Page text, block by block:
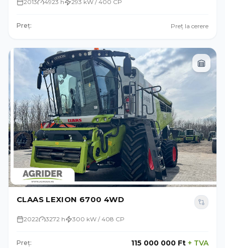
2013 4923 h 293 kW / 400 CP
Preț: Preț la cerere
CLAAS LEXION 6700 4WD
2022 3272 h 300 kW / 408 CP
Preț: 115 000 000 Ft + TVA